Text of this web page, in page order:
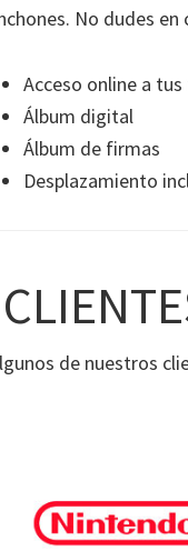
No dudes
Acceso online a
Álbum digital
Álbum de firmas
Desplazamiento
de nuestros